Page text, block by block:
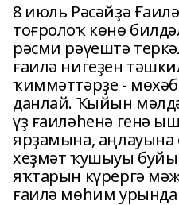
8 июль Рәсәйҙә
тоғролоҡ көнө
рәсми рәүештә
ғаилә нигеҙен
ҡиммәттәрҙе -
данлай. Ҡыйын
үҙ ғаиләһенә генә
ярҙамына,
хеҙмәт ҡушыуы
яҡтарын күрергә
ғаилә мөһим